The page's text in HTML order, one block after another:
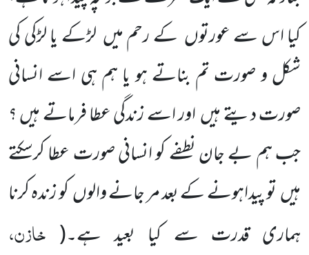
کیا اس سے عورتوں کے رحم میں لڑکے یا لڑکی کی
شکل و صورت تم بناتے ہو یا ہم ہی اسے انسانی
صورت دیتے ہیںاور اسے زندگی عطا فرماتے ہیں ؟
جب ہم بے جان نطفے کو انسانی صورت عطا کرسکتے
ہیںتو پیداہونے کے بعد مر جانے والوںکو زندہ کرنا
ہماری قدرت سے کیا بعید ہے۔( خازن،